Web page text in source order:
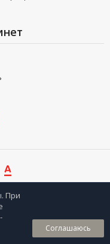
0
При
Соглашаюсь